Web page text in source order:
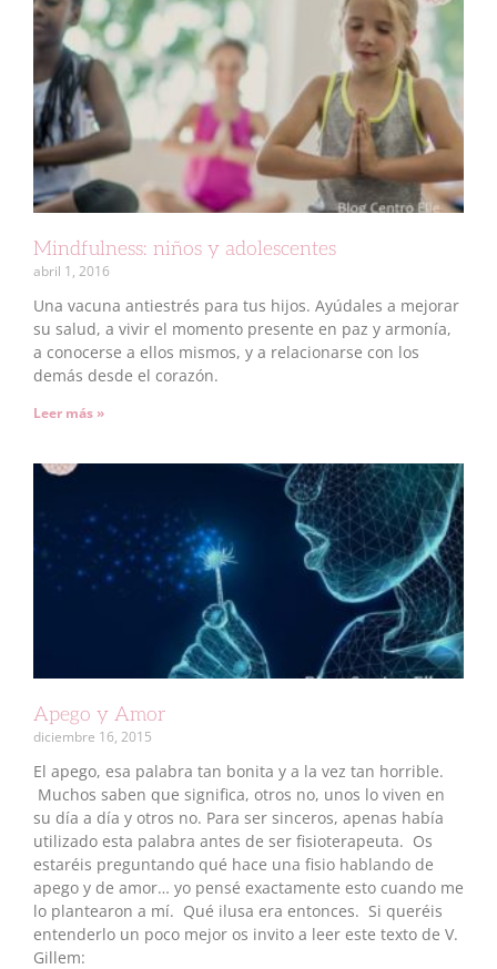
Mindfulness: niños y adolescentes
abril 1, 2016
Una vacuna antiestrés para tus hijos. Ayúdales a mejorar
su salud, a vivir el momento presente en paz y armonía,
a conocerse a ellos mismos, y a relacionarse con los
demás desde el corazón.
Leer más »
Apego y Amor
diciembre 16, 2015
El apego, esa palabra tan bonita y a la vez tan horrible.
Muchos saben que significa, otros no, unos lo viven en
su día a día y otros no. Para ser sinceros, apenas había
utilizado esta palabra antes de ser fisioterapeuta. Os
estaréis preguntando qué hace una fisio hablando de
apego y de amor… yo pensé exactamente esto cuando me
lo plantearon a mí. Qué ilusa era entonces. Si queréis
entenderlo un poco mejor os invito a leer este texto de V.
Gillem: